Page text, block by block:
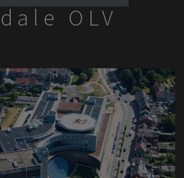
OLV